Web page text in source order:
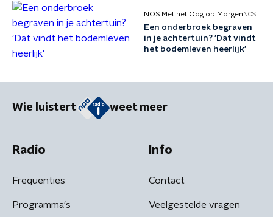
NOS Met het Oog op Morgen NOS
Een onderbroek begraven
in je achtertuin? 'Dat vindt
het bodemleven heerlijk'
Wie luistert weet meer
Radio
Frequenties
Programma's
Info
Contact
Veelgestelde vragen